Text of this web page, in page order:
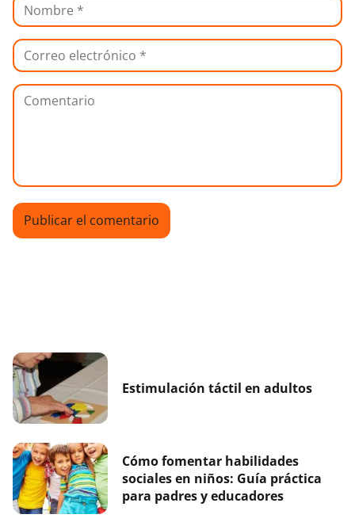
Estimulación táctil en adultos
Cómo fomentar habilidades
sociales en niños: Guía práctica
para padres y educadores